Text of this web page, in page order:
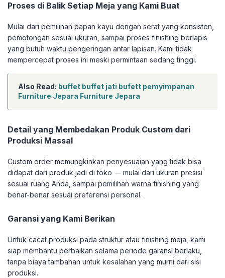
Proses di Balik Setiap Meja yang Kami Buat
Mulai dari pemilihan papan kayu dengan serat yang konsisten,
pemotongan sesuai ukuran, sampai proses finishing berlapis
yang butuh waktu pengeringan antar lapisan. Kami tidak
mempercepat proses ini meski permintaan sedang tinggi.
Also Read: buffet buffet jati bufett pemyimpanan
Furniture Jepara Furniture Jepara
Detail yang Membedakan Produk Custom dari
Produksi Massal
Custom order memungkinkan penyesuaian yang tidak bisa
didapat dari produk jadi di toko — mulai dari ukuran presisi
sesuai ruang Anda, sampai pemilihan warna finishing yang
benar-benar sesuai preferensi personal.
Garansi yang Kami Berikan
Untuk cacat produksi pada struktur atau finishing meja, kami
siap membantu perbaikan selama periode garansi berlaku,
tanpa biaya tambahan untuk kesalahan yang murni dari sisi
produksi.